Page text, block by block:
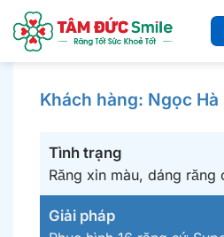
qua
Khách hàng: Ngọc Hà
Tình trạng
Răng xỉn màu, dáng răng
Giải pháp